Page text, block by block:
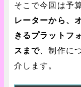
そこで今回は予
レーターから、
きるプラットフ
スまで、制作に
介します。